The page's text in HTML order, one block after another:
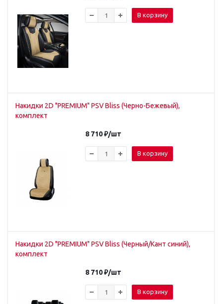
В корзину
Накидки 2D "PREMIUM" PSV Bliss (Черно-Бежевый),
комплект
8 710₽/шт
В корзину
Накидки 2D "PREMIUM" PSV Bliss (Черный/Кант синий),
комплект
8 710₽/шт
В корзину